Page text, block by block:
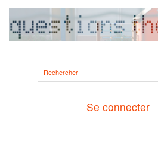
le
Se connecter